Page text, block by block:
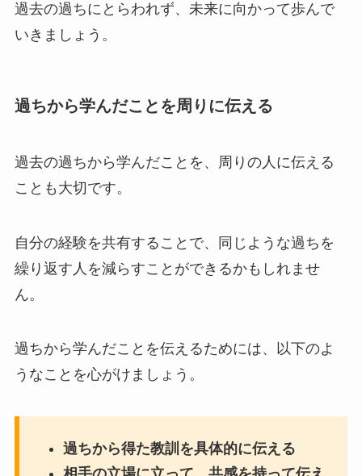
過去の過ちにとらわれず、未来に向かって歩んで
いきましょう。
過ちから学んだことを周りに伝える
過去の過ちから学んだことを、周りの人に伝える
ことも大切です。
自分の経験を共有することで、同じような過ちを
繰り返す人を減らすことができるかもしれませ
ん。
過ちから学んだことを伝えるためには、以下のよ
うなことを心がけましょう。
過ちから得た教訓を具体的に伝える